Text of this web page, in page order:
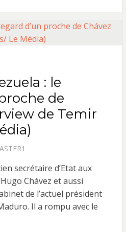
: le
de
de Temir
secrétaire d’Etat aux
Chávez et aussi
de l’actuel président
Il a rompu avec le